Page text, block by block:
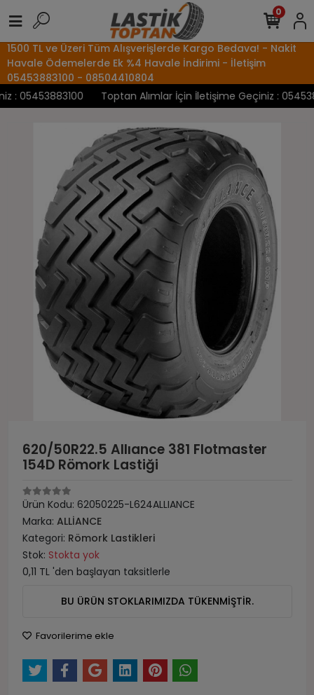
1500 TL ve Üzeri Tüm Alışverişlerde Kargo Bedava! - Nakit
Havale Ödemelerde Ek %4 Havale İndirimi - İletişim
05453883100 - 08504410804
05453883100
Toptan Alımlar İçin İletişime Geçiniz :
0
620/50R22.5 Allıance 381 Flotmaster
154D Römork Lastiği
Ürün Kodu: 62050225-L624ALLIANCE
Marka: ALLİANCE
Kategori: Römork Lastikleri
Stok: Stokta yok
0,11 TL 'den başlayan taksitlerle
BU ÜRÜN STOKLARIMIZDA TÜKENMİŞTİR.
Favorilerime ekle